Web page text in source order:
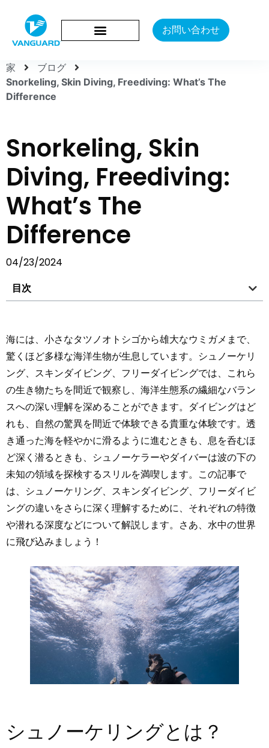
お問い合わせ
家
ブログ
Snorkeling, Skin Diving, Freediving: What’s The
Difference
Snorkeling, Skin
Diving, Freediving:
What’s The
Difference
04/23/2024
目次
海には、小さなタツノオトシゴから雄大なウミガメまで、
驚くほど多様な海洋生物が生息しています。シュノーケリ
ング、スキンダイビング、フリーダイビングでは、これら
の生き物たちを間近で観察し、海洋生態系の繊細なバラン
スへの深い理解を深めることができます。ダイビングはど
れも、自然の驚異を間近で体験できる貴重な体験です。透
き通った海を軽やかに滑るように進むときも、息を呑むほ
ど深く潜るときも、シュノーケラーやダイバーは波の下の
未知の領域を探検するスリルを満喫します。この記事で
は、シュノーケリング、スキンダイビング、フリーダイビ
ングの違いをさらに深く理解するために、それぞれの特徴
や潜れる深度などについて解説します。さあ、水中の世界
に飛び込みましょう！
シュノーケリングとは？